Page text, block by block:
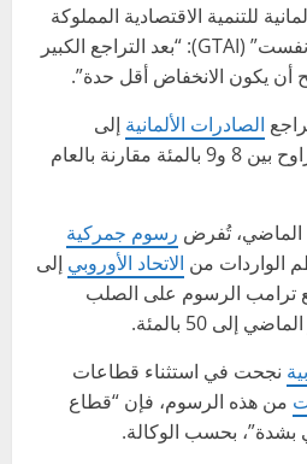
للتنمية الاقتصادية المملوكة
للدولة “جيرماني تريد آند إنفست” (GTAI): “بعد التراجع الكبير
الصادرات الألمانية إلى
الولايات المتحدة بنسبة تتراوح بين 8 و9 بالمئة مقارنة بالعام
تُفرض رسوم جمركية
الاتحاد الأوروبي إلى
ترامب الرسوم على الصلب
إلى 50 بالمئة.
نجحت في استثناء قطاعات
من هذه الرسوم، فإن “قطاع
بشدة”، بحسب الوكالة.